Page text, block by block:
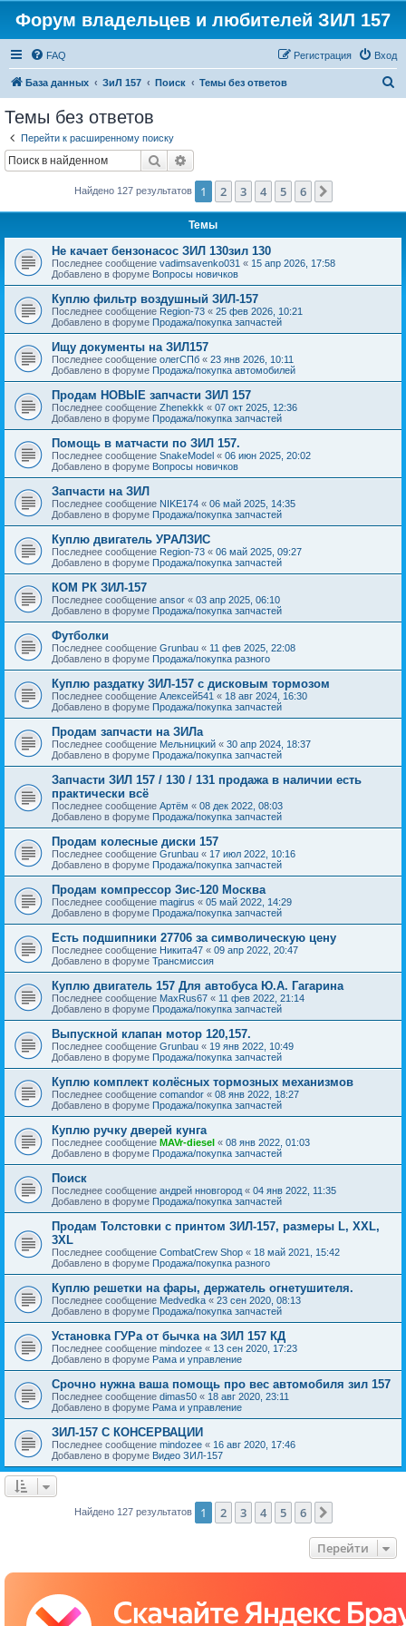
Форум владельцев и любителей ЗИЛ 157
FAQ Вход
Регистрация
База данных ЗиЛ 157 Поиск Темы без ответов
Темы без ответов
Перейти к расширенному поиску
Поиск
Найдено 127 результатов 1 2 3 4 5 6
Темы
Не качает бензонасос ЗИЛ 130зил 130
Последнее сообщение vadimsavenko031 « 15 апр 2026, 17:58
Добавлено в форуме Вопросы новичков
Куплю фильтр воздушный ЗИЛ-157
Последнее сообщение Region-73 « 25 фев 2026, 10:21
Добавлено в форуме Продажа/покупка запчастей
Ищу документы на ЗИЛ157
Последнее сообщение олегСПб « 23 янв 2026, 10:11
Добавлено в форуме Продажа/покупка автомобилей
Продам НОВЫЕ запчасти ЗИЛ 157
Последнее сообщение Zhenekkk « 07 окт 2025, 12:36
Добавлено в форуме Продажа/покупка запчастей
Помощь в матчасти по ЗИЛ 157.
Последнее сообщение SnakeModel « 06 июн 2025, 20:02
Добавлено в форуме Вопросы новичков
Запчасти на ЗИЛ
Последнее сообщение NIKE174 « 06 май 2025, 14:35
Добавлено в форуме Продажа/покупка запчастей
Куплю двигатель УРАЛЗИС
Последнее сообщение Region-73 « 06 май 2025, 09:27
Добавлено в форуме Продажа/покупка запчастей
КОМ РК ЗИЛ-157
Последнее сообщение ansor « 03 апр 2025, 06:10
Добавлено в форуме Продажа/покупка запчастей
Футболки
Последнее сообщение Grunbau « 11 фев 2025, 22:08
Добавлено в форуме Продажа/покупка разного
Куплю раздатку ЗИЛ-157 с дисковым тормозом
Последнее сообщение Алексей541 « 18 авг 2024, 16:30
Добавлено в форуме Продажа/покупка запчастей
Продам запчасти на ЗИЛа
Последнее сообщение Мельницкий « 30 апр 2024, 18:37
Добавлено в форуме Продажа/покупка запчастей
Запчасти ЗИЛ 157 / 130 / 131 продажа в наличии есть
практически всё
Последнее сообщение Артём « 08 дек 2022, 08:03
Добавлено в форуме Продажа/покупка запчастей
Продам колесные диски 157
Последнее сообщение Grunbau « 17 июл 2022, 10:16
Добавлено в форуме Продажа/покупка запчастей
Продам компрессор Зис-120 Москва
Последнее сообщение magirus « 05 май 2022, 14:29
Добавлено в форуме Продажа/покупка запчастей
Есть подшипники 27706 за символическую цену
Последнее сообщение Никита47 « 09 апр 2022, 20:47
Добавлено в форуме Трансмиссия
Куплю двигатель 157 Для автобуса Ю.А. Гагарина
Последнее сообщение MaxRus67 « 11 фев 2022, 21:14
Добавлено в форуме Продажа/покупка запчастей
Выпускной клапан мотор 120,157.
Последнее сообщение Grunbau « 19 янв 2022, 10:49
Добавлено в форуме Продажа/покупка запчастей
Куплю комплект колёсных тормозных механизмов
Последнее сообщение comandor « 08 янв 2022, 18:27
Добавлено в форуме Продажа/покупка запчастей
Куплю ручку дверей кунга
Последнее сообщение MAVr-diesel « 08 янв 2022, 01:03
Добавлено в форуме Продажа/покупка запчастей
Поиск
Последнее сообщение андрей нновгород « 04 янв 2022, 11:35
Добавлено в форуме Продажа/покупка запчастей
Продам Толстовки с принтом ЗИЛ-157, размеры L, XXL,
3XL
Последнее сообщение CombatCrew Shop « 18 май 2021, 15:42
Добавлено в форуме Продажа/покупка разного
Куплю решетки на фары, держатель огнетушителя.
Последнее сообщение Medvedka « 23 сен 2020, 08:13
Добавлено в форуме Продажа/покупка запчастей
Установка ГУРа от бычка на ЗИЛ 157 КД
Последнее сообщение mindozee « 13 сен 2020, 17:23
Добавлено в форуме Рама и управление
Срочно нужна ваша помощь про вес автомобиля зил 157
Последнее сообщение dimas50 « 18 авг 2020, 23:11
Добавлено в форуме Рама и управление
ЗИЛ-157 С КОНСЕРВАЦИИ
Последнее сообщение mindozee « 16 авг 2020, 17:46
Добавлено в форуме Видео ЗИЛ-157
Найдено 127 результатов 1 2 3 4 5 6
Перейти